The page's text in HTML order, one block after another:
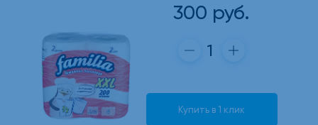
300 руб.
Купить в 1 клик